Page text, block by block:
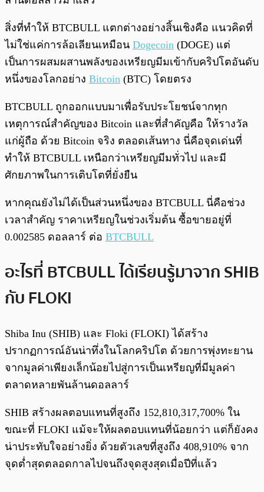
สิ่งที่ทำให้ BTCBULL แตกต่างอย่างสิ้นเชิงคือ แนวคิดที่
ไม่ใช่แค่การล้อเลียนเหมือน Dogecoin (DOGE) แต่
เป็นการผสมผสานพลังของเหรียญมีมเข้ากับคริปโตอันดับ
หนึ่งของโลกอย่าง Bitcoin (BTC) โดยตรง
BTCBULL ถูกออกแบบมาเพื่อรับประโยชน์จากทุก
เหตุการณ์สำคัญของ Bitcoin และที่สำคัญคือ ให้รางวัล
แก่ผู้ถือ ด้วย Bitcoin จริง ตลอดเส้นทาง นี่คือจุดเด่นที่
ทำให้ BTCBULL เหนือกว่าเหรียญมีมทั่วไป และมี
ศักยภาพในการเติบโตที่ยั่งยืน
หากคุณยังไม่ได้เป็นส่วนหนึ่งของ BTCBULL นี่คือช่วง
เวลาสำคัญ ราคาเหรียญในช่วงเริ่มต้น ซื้อขายอยู่ที่
0.002585 ดอลลาร์ ต่อ BTCBULL
อะไรที่ BTCBULL ได้เรียนรู้มาจาก SHIB
กับ FLOKI
Shiba Inu (SHIB) และ Floki (FLOKI) ได้สร้าง
ปรากฏการณ์อันน่าทึ่งในโลกคริปโต ด้วยการพุ่งทะยาน
จากมูลค่าเพียงเล็กน้อยไปสู่การเป็นเหรียญที่มีมูลค่า
ตลาดหลายพันล้านดอลลาร์
SHIB สร้างผลตอบแทนที่สูงถึง 152,810,317,700% ใน
ขณะที่ FLOKI แม้จะให้ผลตอบแทนที่น้อยกว่า แต่ก็ยังคง
น่าประทับใจอย่างยิ่ง ด้วยตัวเลขที่สูงถึง 408,910% จาก
จุดต่ำสุดตลอดกาลไปจนถึงจุดสูงสุดเมื่อปีที่แล้ว